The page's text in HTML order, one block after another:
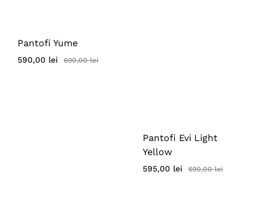
Pantofi Yume
590,00 lei 690,00lei
Pantofi Evi Light
Yellow
595,00 lei 690,00lei